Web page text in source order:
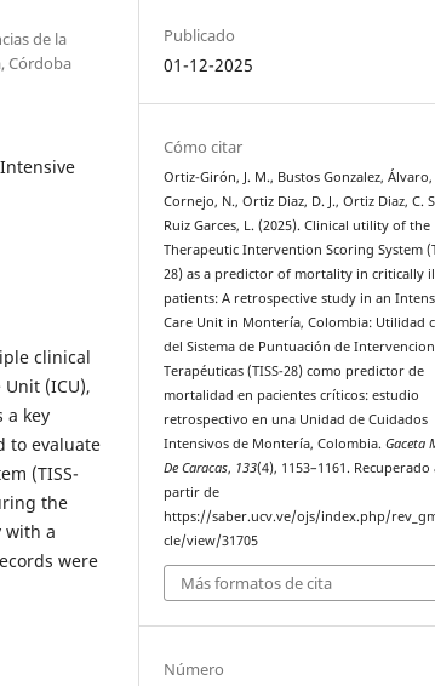
de la
Córdoba
clinical
(ICU),
a key
to evaluate
(TISS-
the
with a
were
Publicado
01-12-2025
Cómo citar
Ortiz-Girón, J. M., Bustos Gonzalez, Álvaro,
Cornejo, N., Ortiz Diaz, D. J., Ortiz Diaz, C.
Ruiz Garces, L. (2025). Clinical utility of the
Therapeutic Intervention Scoring System
28) as a predictor of mortality in critically
patients: A retrospective study in an
Care Unit in Montería, Colombia: Utilidad
del Sistema de Puntuación de
Terapéuticas (TISS-28) como predictor de
mortalidad en pacientes críticos: estudio
retrospectivo en una Unidad de Cuidados
Intensivos de Montería, Colombia.Gaceta
De Caracas, 133(4), 1153–1161. Recuperado
partir de
https://saber.ucv.ve/ojs/index.php/
cle/view/31705
Más formatos de cita
Número